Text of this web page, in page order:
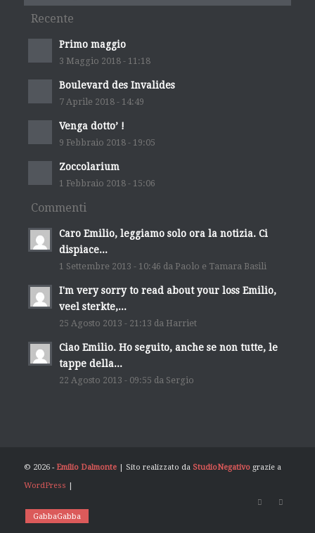
Recente
Primo maggio
3 Maggio 2018 - 11:18
Boulevard des Invalides
7 Aprile 2018 - 14:49
Venga dotto’ !
9 Febbraio 2018 - 19:05
Zoccolarium
1 Febbraio 2018 - 15:06
Commenti
Caro Emilio, leggiamo solo ora la notizia. Ci
dispiace...
1 Settembre 2013 - 10:46 da Paolo e Tamara Basili
I'm very sorry to read about your loss Emilio,
veel sterkte,...
25 Agosto 2013 - 21:13 da Harriet
Ciao Emilio. Ho seguito, anche se non tutte, le
tappe della...
22 Agosto 2013 - 09:55 da Sergio
© 2026 - Emilio Dalmonte| Sito realizzato da StudioNegativograzie a
WordPress |
GabbaGabba